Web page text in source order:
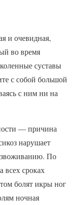
и очевидная,
во время
суставы
с собой большой
с ним ни на
— причина
нарушает
По
всех сроках
болят икры ног
ночная